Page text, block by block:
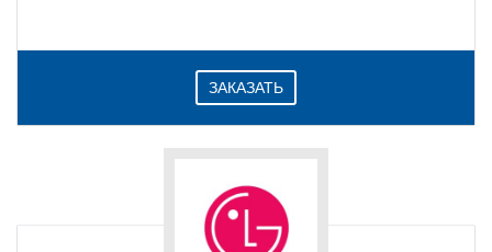
ЗАКАЗАТЬ